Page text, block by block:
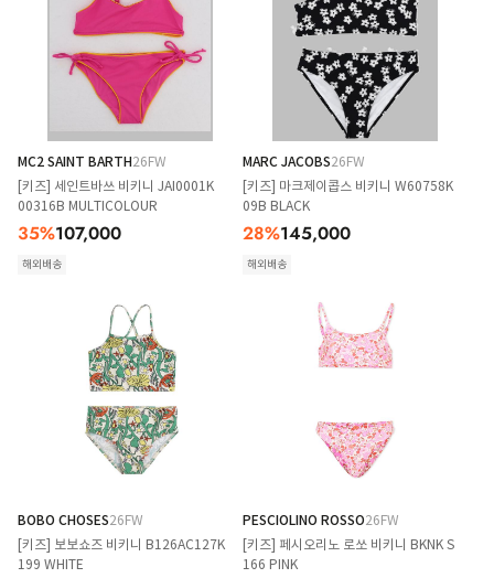
MC2 SAINT BARTH26FW
[키즈] 세인트바쓰 비키니 JAI0001K
00316B MULTICOLOUR
35%107,000
해외배송
MARC JACOBS26FW
[키즈] 마크제이콥스 비키니 W60758K
09B BLACK
28%145,000
해외배송
BOBO CHOSES26FW
[키즈] 보보쇼즈 비키니 B126AC127K
199 WHITE
PESCIOLINO ROSSO26FW
[키즈] 페시오리노 로쏘 비키니 BKNK S
166 PINK